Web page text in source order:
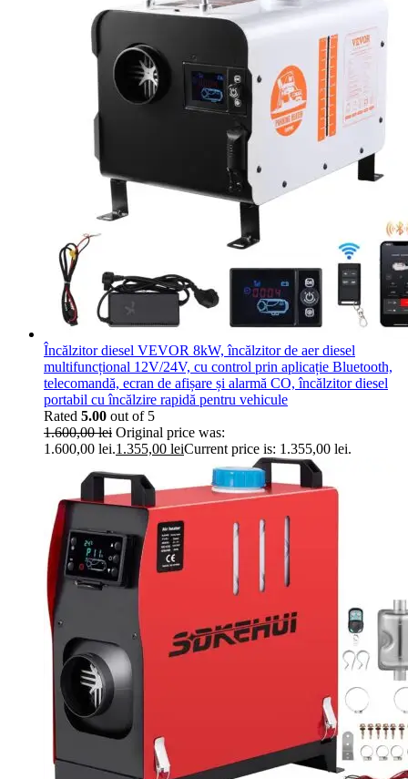
Încălzitor diesel VEVOR 8kW, încălzitor de aer diesel
multifuncțional 12V/24V, cu control prin aplicație Bluetooth,
telecomandă, ecran de afișare și alarmă CO, încălzitor diesel
portabil cu încălzire rapidă pentru vehicule
Rated 5.00 out of 5
1.600,00lei Original price was:
1.600,00 lei.1.355,00 leiCurrent price is: 1.355,00 lei.